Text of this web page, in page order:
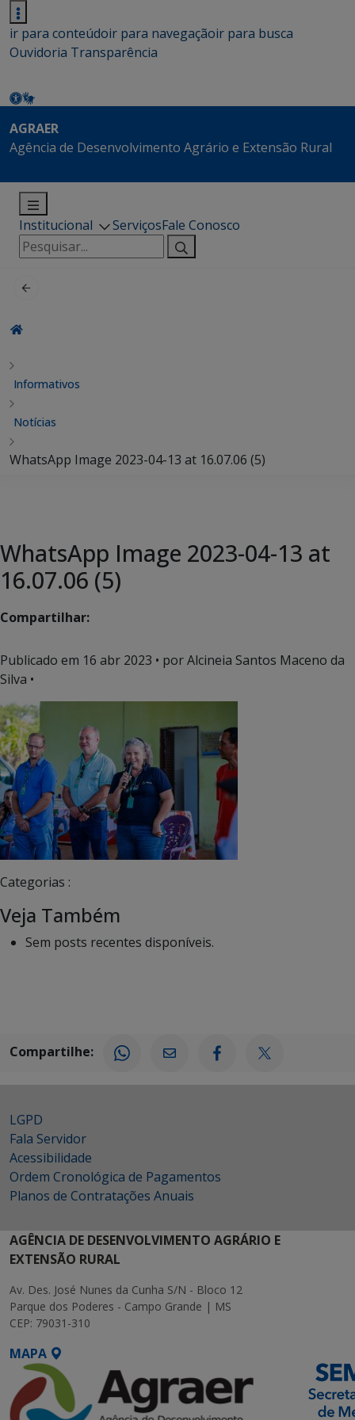
ir para conteúdoir para navegaçãoir para busca
Ouvidoria Transparência
AGRAER
Agência de Desenvolvimento Agrário e Extensão Rural
Institucional ServiçosFale Conosco
Pesquisar
por:
Informativos
Notícias
WhatsApp Image 2023-04-13 at 16.07.06 (5)
WhatsApp Image 2023-04-13 at
16.07.06 (5)
Compartilhar:
Publicado em 16 abr 2023 • por Alcineia Santos Maceno da
Silva •
Categorias :
Veja Também
Sem posts recentes disponíveis.
Compartilhe:
LGPD
Fala Servidor
Acessibilidade
Ordem Cronológica de Pagamentos
Planos de Contratações Anuais
AGÊNCIA DE DESENVOLVIMENTO AGRÁRIO E
EXTENSÃO RURAL
Av. Des. José Nunes da Cunha S/N - Bloco 12
Parque dos Poderes - Campo Grande | MS
CEP: 79031-310
MAPA